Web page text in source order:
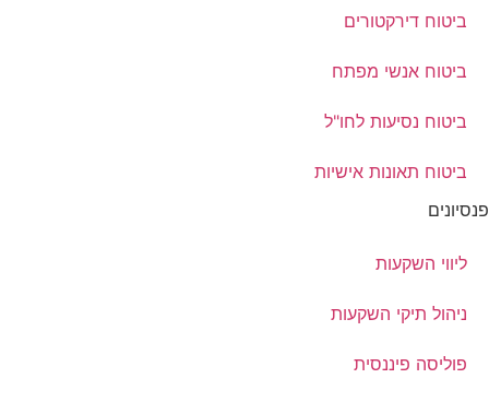
ביטוח דירקטורים
ביטוח אנשי מפתח
ביטוח נסיעות לחו"ל
ביטוח תאונות אישיות
פנסיונים
ליווי השקעות
ניהול תיקי השקעות
פוליסה פיננסית